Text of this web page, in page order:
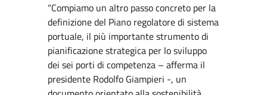
“Compiamo un altro passo concreto per la
definizione del Piano regolatore di sistema
portuale, il più importante strumento di
pianificazione strategica per lo sviluppo
dei sei porti di competenza – afferma il
presidente Rodolfo Giampieri -, un